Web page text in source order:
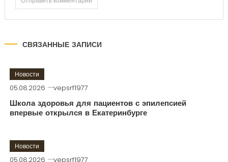
СВЯЗАННЫЕ ЗАПИСИ
Новости
05.08.2026 vepsrf1977
Школа здоровья для пациентов с эпилепсией
впервые открылся в Екатеринбурге
Новости
05.08.2026 vepsrf1977